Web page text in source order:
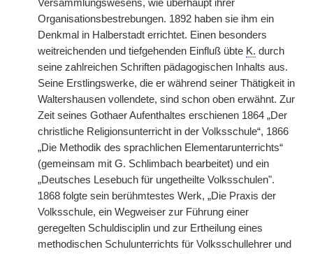
Versammlungswesens, wie überhaupt ihrer
Organisationsbestrebungen. 1892 haben sie ihm ein
Denkmal in Halberstadt errichtet. Einen besonders
weitreichenden und tiefgehenden Einfluß übte K. durch
seine zahlreichen Schriften pädagogischen Inhalts aus.
Seine Erstlingswerke, die er während seiner Thätigkeit in
Waltershausen vollendete, sind schon oben erwähnt. Zur
Zeit seines Gothaer Aufenthaltes erschienen 1864 „Der
christliche Religionsunterricht in der Volksschule“, 1866
„Die Methodik des sprachlichen Elementarunterrichts“
(gemeinsam mit G. Schlimbach bearbeitet) und ein
„Deutsches Lesebuch für ungetheilte Volksschulen".
1868 folgte sein berühmtestes Werk, „Die Praxis der
Volksschule, ein Wegweiser zur Führung einer
geregelten Schuldisciplin und zur Ertheilung eines
methodischen Schulunterrichts für Volksschullehrer und